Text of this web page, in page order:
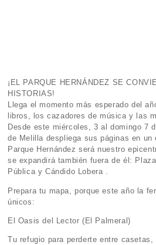
¡EL PARQUE HERNÁNDEZ SE
HISTORIAS!
Llega el momento más esperado del
libros, los cazadores de música y las
Desde este miércoles, 3 al domingo 7
de Melilla despliega sus páginas en un
Parque Hernández será nuestro
se expandirá también fuera de él:
Pública y Cándido Lobera .
Prepara tu mapa, porque este año la
únicos:
El Oasis del Lector (El Palmeral)
Tu refugio para perderte entre